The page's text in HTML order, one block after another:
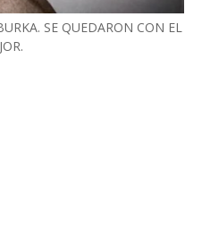
SE QUEDARON CON EL